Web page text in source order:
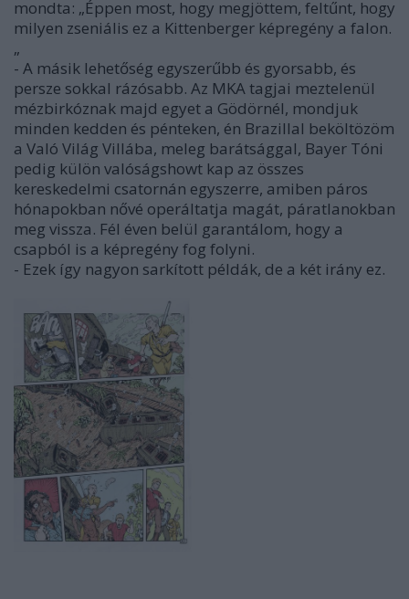
mondta: „Éppen most, hogy megjöttem, feltűnt, hogy
milyen zseniális ez a Kittenberger képregény a falon.
„
- A másik lehetőség egyszerűbb és gyorsabb, és
persze sokkal rázósabb. Az MKA tagjai meztelenül
mézbirkóznak majd egyet a Gödörnél, mondjuk
minden kedden és pénteken, én Brazillal beköltözöm
a Való Világ Villába, meleg barátsággal, Bayer Tóni
pedig külön valóságshowt kap az összes
kereskedelmi csatornán egyszerre, amiben páros
hónapokban nővé operáltatja magát, páratlanokban
meg vissza. Fél éven belül garantálom, hogy a
csapból is a képregény fog folyni.
- Ezek így nagyon sarkított példák, de a két irány ez.